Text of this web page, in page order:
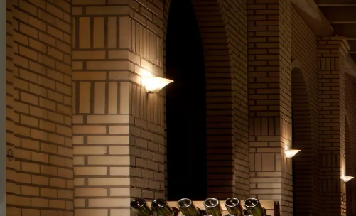
e muito mais. Aproveite a oportunidade para se reconectar consigo mesmo
Gastronomia
Nos restaurantes Maria Valduga, LORO Cucina, LUI Gastrô Winebar e no
do Vale dos Vinhedos direto para o seu paladar.